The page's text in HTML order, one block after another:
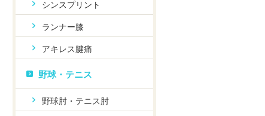
シンスプリント
ランナー膝
アキレス腱痛
野球・テニス
野球肘・テニス肘